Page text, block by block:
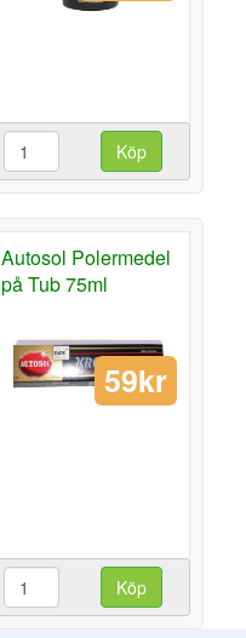
Köp
Autosol Polermedel
på Tub 75ml
59kr
Köp